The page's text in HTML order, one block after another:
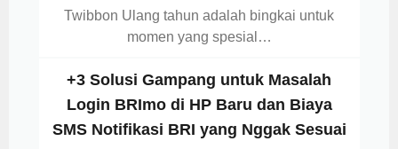
Twibbon Ulang tahun adalah bingkai untuk
momen yang spesial…
+3 Solusi Gampang untuk Masalah
Login BRImo di HP Baru dan Biaya
SMS Notifikasi BRI yang Nggak Sesuai